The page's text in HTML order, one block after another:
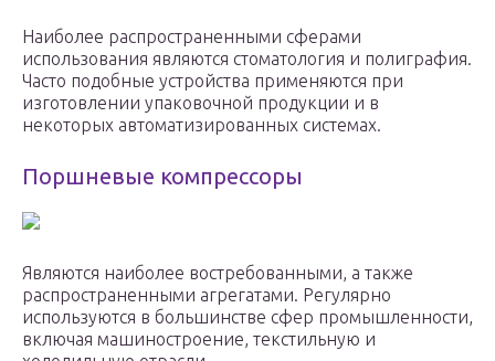
Наиболее распространенными сферами
использования являются стоматология и полиграфия.
Часто подобные устройства применяются при
изготовлении упаковочной продукции и в
некоторых автоматизированных системах.
Поршневые компрессоры
Являются наиболее востребованными, а также
распространенными агрегатами. Регулярно
используются в большинстве сфер промышленности,
включая машиностроение, текстильную и